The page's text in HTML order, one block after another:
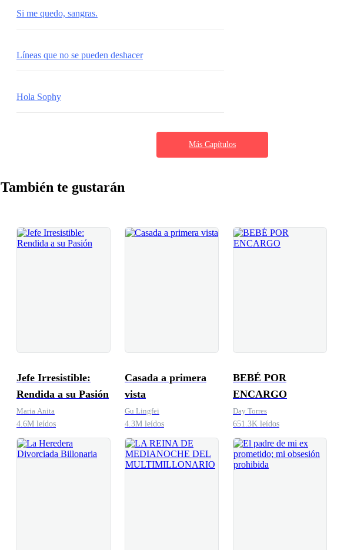
Si me quedo, sangras.
Líneas que no se pueden deshacer
Hola Sophy
Más Capítulos
También te gustarán
Jefe Irresistible:
Rendida a su Pasión
Maria Anita
4.6M leídos
Casada a primera
vista
Gu Lingfei
4.3M leídos
BEBÉ POR
ENCARGO
Day Torres
651.3K leídos